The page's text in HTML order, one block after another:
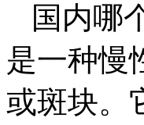
国内哪
是一种慢
或斑块。